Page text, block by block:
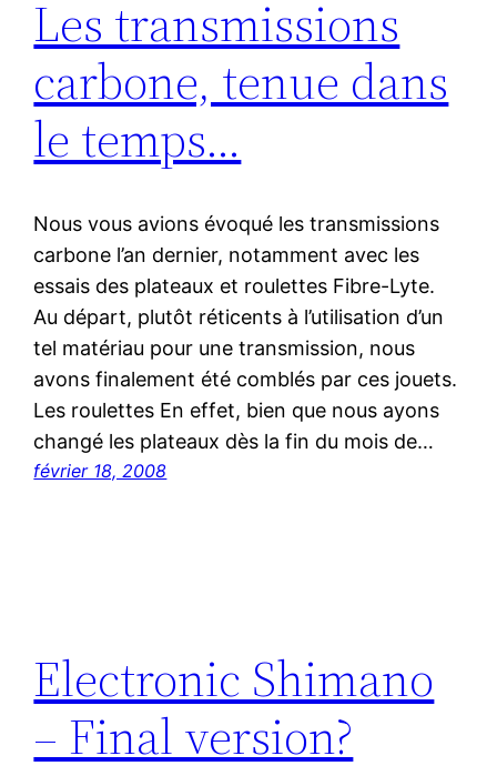
Les transmissions
carbone, tenue dans
le temps…
Nous vous avions évoqué les transmissions
carbone l’an dernier, notamment avec les
essais des plateaux et roulettes Fibre-Lyte.
Au départ, plutôt réticents à l’utilisation d’un
tel matériau pour une transmission, nous
avons finalement été comblés par ces jouets.
Les roulettes En effet, bien que nous ayons
changé les plateaux dès la fin du mois de…
février 18, 2008
Electronic Shimano
– Final version?